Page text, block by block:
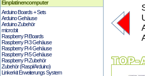
Einplatinencomputer
Arduino Boards + Sets
Arduino Gehäuse
Arduino Zubehör
micro:bit
Raspberry Pi Boards
Raspberry Pi 3 Gehäuse
Raspberry Pi 4 Gehäuse
Raspberry Pi 5 Gehäuse
Raspberry Pi Zubehör
Zubehör (Raspi/Arduino)
Linkerkit Erweiterungs System